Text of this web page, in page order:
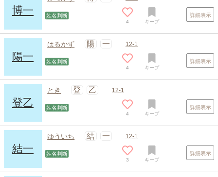
博一 姓名判断
4 キープ
詳細表示
陽一
はるかず 陽 一 12-1
姓名判断
4 キープ
詳細表示
登乙
とき 登 乙 12-1
姓名判断
4 キープ
詳細表示
結一
ゆういち 結 一 12-1
姓名判断
3 キープ
詳細表示